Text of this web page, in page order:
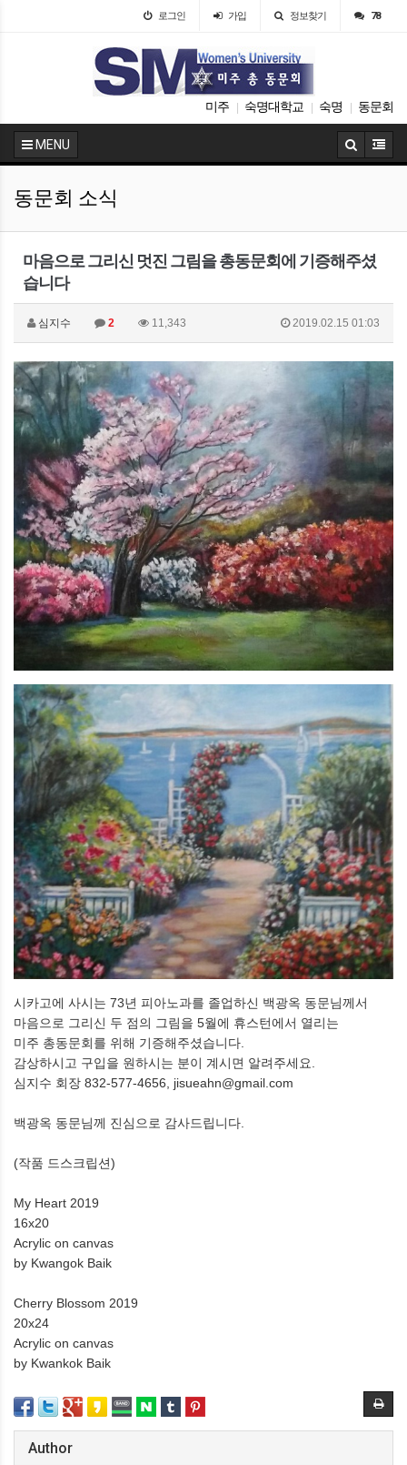
로그인 가입 정보찾기 78
미주 숙명대학교 숙명 동문회
MENU
동문회 소식
마음으로 그리신 멋진 그림을 총동문회에 기증해주셨
습니다
심지수 2 11,343 2019.02.15 01:03
시카고에 사시는 73년 피아노과를 졸업하신 백광옥 동문님께서
마음으로 그리신 두 점의 그림을 5월에 휴스턴에서 열리는
미주 총동문회를 위해 기증해주셨습니다.
감상하시고 구입을 원하시는 분이 계시면 알려주세요.
심지수 회장 832-577-4656, jisueahn@gmail.com
백광옥 동문님께 진심으로 감사드립니다.
(작품 드스크립션)
My Heart 2019
16x20
Acrylic on canvas
by Kwangok Baik
Cherry Blossom 2019
20x24
Acrylic on canvas
by Kwankok Baik
Author